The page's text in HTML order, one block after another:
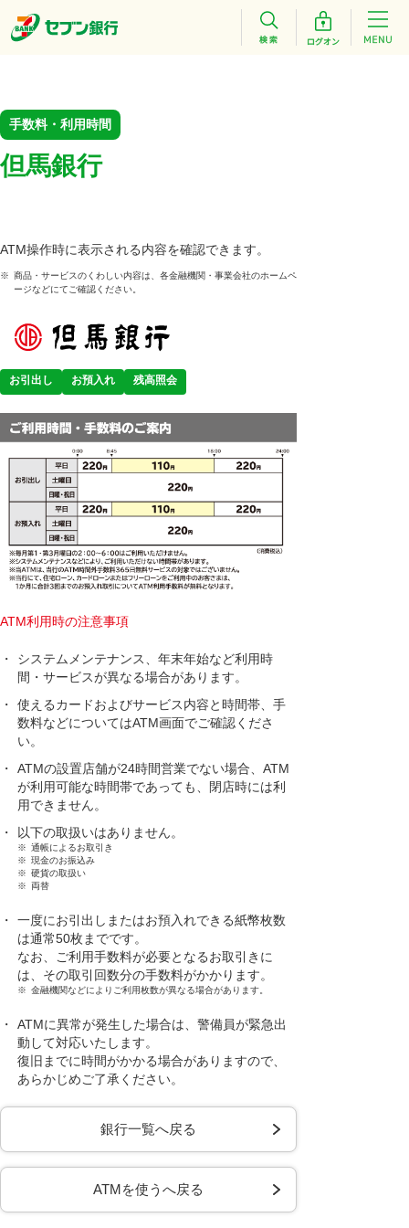
手数料・利用時間
但馬銀行
ATM操作時に表示される内容を確認できます。
※ 商品・サービスのくわしい内容は、各金融機関・事業会社のホームペ
ージなどにてご確認ください。
お引出し お預入れ 残高照会
ATM利用時の注意事項
・
システムメンテナンス、年末年始など利用時
間・サービスが異なる場合があります。
・
使えるカードおよびサービス内容と時間帯、手
数料などについてはATM画面でご確認くださ
い。
・
ATMの設置店舗が24時間営業でない場合、ATM
が利用可能な時間帯であっても、閉店時には利
用できません。
・
以下の取扱いはありません。
※ 通帳によるお取引き
※ 現金のお振込み
※ 硬貨の取扱い
※ 両替
・
一度にお引出しまたはお預入れできる紙幣枚数
は通常50枚までです。
なお、ご利用手数料が必要となるお取引きに
は、その取引回数分の手数料がかかります。
※ 金融機関などによりご利用枚数が異なる場合があります。
・
ATMに異常が発生した場合は、警備員が緊急出
動して対応いたします。
復旧までに時間がかかる場合がありますので、
あらかじめご了承ください。
銀行一覧へ戻る
ATMを使うへ戻る